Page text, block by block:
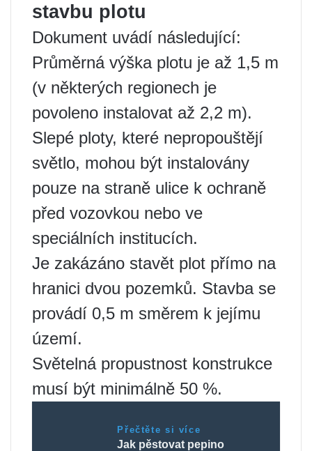
stavbu plotu
Dokument uvádí následující:
Průměrná výška plotu je až 1,5 m
(v některých regionech je
povoleno instalovat až 2,2 m).
Slepé ploty, které nepropouštějí
světlo, mohou být instalovány
pouze na straně ulice k ochraně
před vozovkou nebo ve
speciálních institucích.
Je zakázáno stavět plot přímo na
hranici dvou pozemků. Stavba se
provádí 0,5 m směrem k jejímu
území.
Světelná propustnost konstrukce
musí být minimálně 50 %.
Přečtěte si více
Jak pěstovat pepino